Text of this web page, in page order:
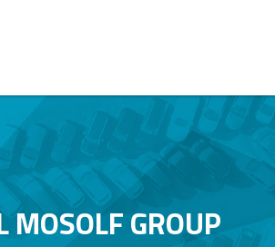
MOSOLF GROUP